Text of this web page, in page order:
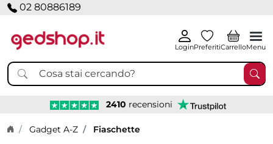
02 80886189
LoginPreferitiCarrelloMenu
2410 recensioni
Home page
Gadget A-Z Fiaschette